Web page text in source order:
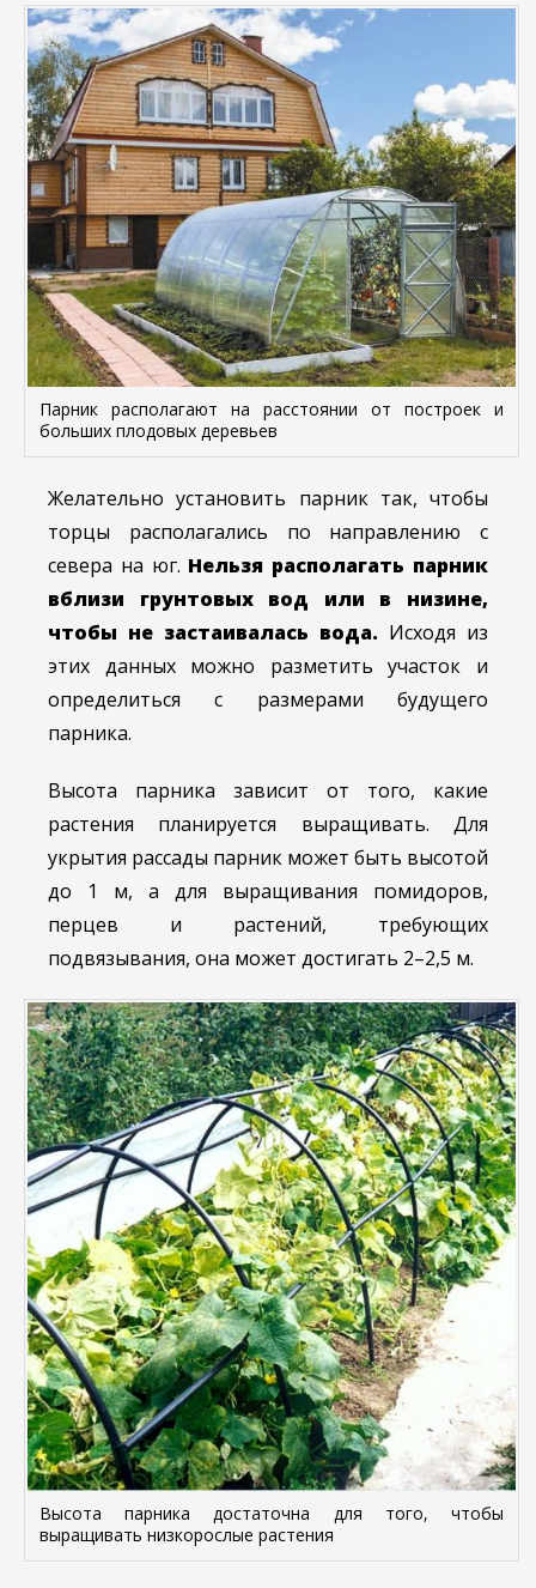
Парник располагают на расстоянии от построек и
больших плодовых деревьев
Желательно установить парник так, чтобы
торцы располагались по направлению с
севера на юг. Нельзя располагать парник
вблизи грунтовых вод или в низине,
чтобы не застаивалась вода. Исходя из
этих данных можно разметить участок и
определиться с размерами будущего
парника.
Высота парника зависит от того, какие
растения планируется выращивать. Для
укрытия рассады парник может быть высотой
до 1 м, а для выращивания помидоров,
перцев и растений, требующих
подвязывания, она может достигать 2–2,5 м.
Высота парника достаточна для того, чтобы
выращивать низкорослые растения